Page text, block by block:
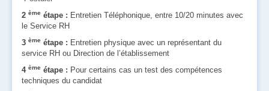
2 ème étape : Entretien Téléphonique, entre 10/20 minutes avec
le Service RH
3 ème étape : Entretien physique avec un représentant du
service RH ou Direction de l’établissement
4 ème étape : Pour certains cas un test des compétences
techniques du candidat